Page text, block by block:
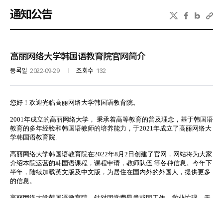
通知公告
高丽网络大学韩国语教育院官网简介
등록일 2022-09-29 조회수 132